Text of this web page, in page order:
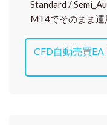
Standard /
MT4でそのまま運
CFD自動売買